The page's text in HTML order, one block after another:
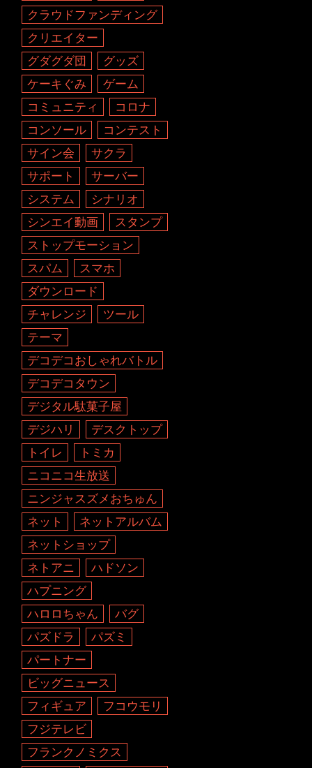
クラウドファンディング
クリエイター
グダグダ団
グッズ
ケーキぐみ
ゲーム
コミュニティ
コロナ
コンソール
コンテスト
サイン会
サクラ
サポート
サーバー
システム
シナリオ
シンエイ動画
スタンプ
ストップモーション
スパム
スマホ
ダウンロード
チャレンジ
ツール
テーマ
デコデコおしゃれバトル
デコデコタウン
デジタル駄菓子屋
デジハリ
デスクトップ
トイレ
トミカ
ニコニコ生放送
ニンジャスズメおちゅん
ネット
ネットアルバム
ネットショップ
ネトアニ
ハドソン
ハプニング
ハロロちゃん
バグ
パズドラ
パズミ
パートナー
ビッグニュース
フィギュア
フコウモリ
フジテレビ
フランクノミクス